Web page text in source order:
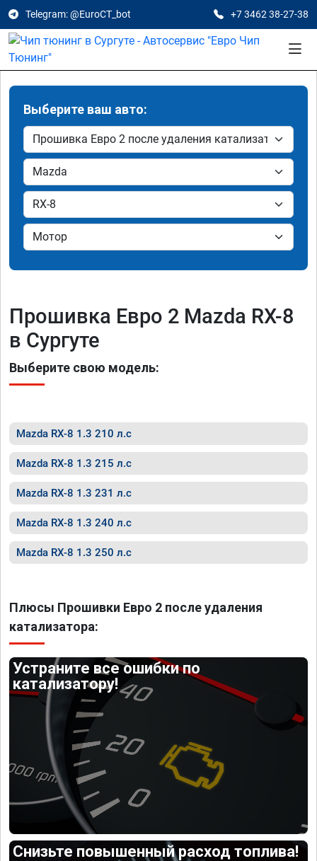
Telegram: @EuroCT_bot +7 3462 38-27-38
Выберите ваш авто:
Прошивка Евро 2 Mazda RX-8
в Сургуте
Выберите свою модель:
Mazda RX-8 1.3 210 л.с
Mazda RX-8 1.3 215 л.с
Mazda RX-8 1.3 231 л.с
Mazda RX-8 1.3 240 л.с
Mazda RX-8 1.3 250 л.с
Плюсы Прошивки Евро 2 после удаления
катализатора:
Устраните все ошибки по
катализатору!
Снизьте повышенный расход топлива!